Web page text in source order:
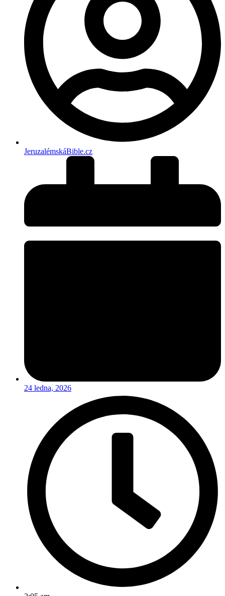
JeruzalémskáBible.cz
24 ledna, 2026